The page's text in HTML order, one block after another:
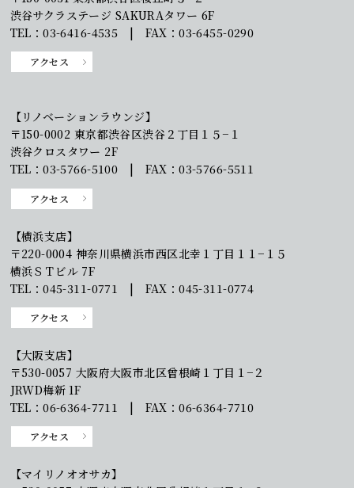
渋谷サクラステージ SAKURAタワー 6F
TEL：03-6416-4535 | FAX：03-6455-0290
アクセス
【リノベーションラウンジ】
〒150-0002 東京都渋谷区渋谷２丁目１５−１
渋谷クロスタワー 2F
TEL：03-5766-5100 | FAX：03-5766-5511
アクセス
【横浜支店】
〒220-0004 神奈川県横浜市西区北幸１丁目１１−１５
横浜ＳＴビル 7F
TEL：045-311-0771 | FAX：045-311-0774
アクセス
【大阪支店】
〒530-0057 大阪府大阪市北区曾根崎１丁目１−２
JRWD梅新 1F
TEL：06-6364-7711 | FAX：06-6364-7710
アクセス
【マイリノオオサカ】